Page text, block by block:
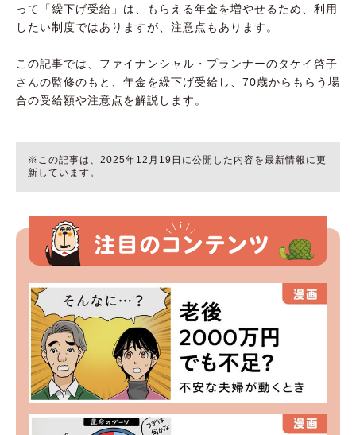
って「繰下げ受給」は、もらえる年金を増やせるため、利用
したい制度ではありますが、注意点もあります。
この記事では、ファイナンシャル・プランナーのタケイ啓子
さんの監修のもと、年金を繰下げ受給し、70歳からもらう場
合の受給額や注意点を解説します。
※この記事は、2025年12月19日に公開した内容を最新情報に更
新しています。